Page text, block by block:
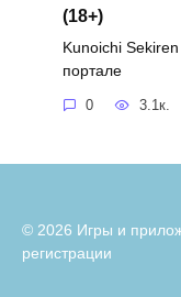
(18+)
Kunoichi
портале
0 3.1к.
© 2026 Игры и
регистрации